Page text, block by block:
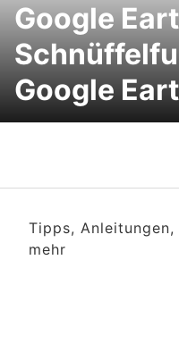
Google
Google
Tipps,
mehr